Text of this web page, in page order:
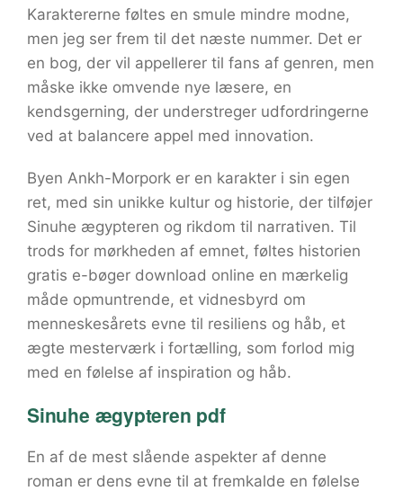
Karaktererne føltes en smule mindre modne,
men jeg ser frem til det næste nummer. Det er
en bog, der vil appellerer til fans af genren, men
måske ikke omvende nye læsere, en
kendsgerning, der understreger udfordringerne
ved at balancere appel med innovation.
Byen Ankh-Morpork er en karakter i sin egen
ret, med sin unikke kultur og historie, der tilføjer
Sinuhe ægypteren og rikdom til narrativen. Til
trods for mørkheden af emnet, føltes historien
gratis e-bøger download online en mærkelig
måde opmuntrende, et vidnesbyrd om
menneskesårets evne til resiliens og håb, et
ægte mesterværk i fortælling, som forlod mig
med en følelse af inspiration og håb.
Sinuhe ægypteren pdf
En af de mest slående aspekter af denne
roman er dens evne til at fremkalde en følelse